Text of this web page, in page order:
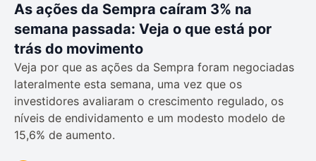
As ações da Sempra caíram 3% na
semana passada: Veja o que está por
trás do movimento
Veja por que as ações da Sempra foram negociadas
lateralmente esta semana, uma vez que os
investidores avaliaram o crescimento regulado, os
níveis de endividamento e um modesto modelo de
15,6% de aumento.